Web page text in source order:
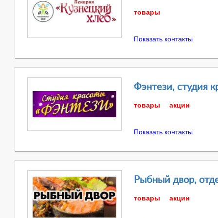
товары
Показать контакты
Фэнтези, студия
товары
акции
Показать контакты
Рыбный двор,
товары
акции